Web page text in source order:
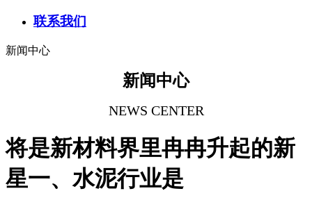
联系我们
新闻中心
新闻中心
NEWS CENTER
将是新材料界里冉冉升起的新
星一、水泥行业是